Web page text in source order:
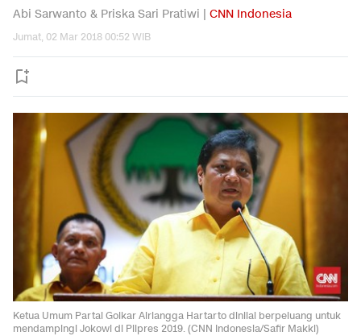
Abi Sarwanto & Priska Sari Pratiwi | CNN Indonesia
Jumat, 02 Mar 2018 00:52 WIB
Ketua Umum Partai Golkar Airlangga Hartarto dinilai berpeluang untuk
mendampingi Jokowi di Pilpres 2019. (CNN Indonesia/Safir Makki)